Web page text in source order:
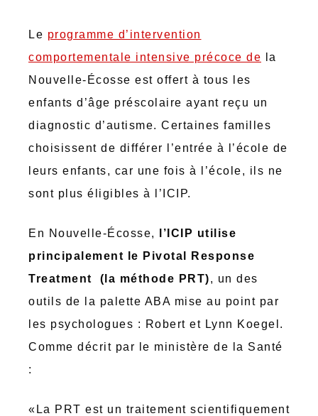
Le programme d’intervention
comportementale intensive précoce de la
Nouvelle-Écosse est offert à tous les
enfants d’âge préscolaire ayant reçu un
diagnostic d’autisme. Certaines familles
choisissent de différer l’entrée à l’école de
leurs enfants, car une fois à l’école, ils ne
sont plus éligibles à l’ICIP.
En Nouvelle-Écosse,
l’ICIP utilise
principalement le Pivotal Response
Treatment (la méthode PRT), un des
outils de la palette ABA mise au point par
les psychologues : Robert et Lynn Koegel.
Comme décrit par le ministère de la Santé
:
«La PRT est un traitement scientifiquement